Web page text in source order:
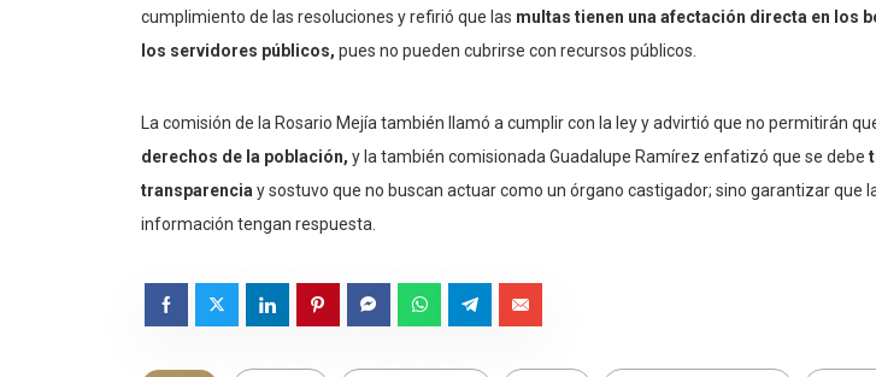
cumplimiento de las resoluciones y refirió que las multas tienen una afectación directa en los
los servidores públicos, pues no pueden cubrirse con recursos públicos.
La comisión de la Rosario Mejía también llamó a cumplir con la ley y advirtió que no permitirán
derechos de la población, y la también comisionada Guadalupe Ramírez enfatizó que se debe
transparencia y sostuvo que no buscan actuar como un órgano castigador; sino garantizar que
información tengan respuesta.